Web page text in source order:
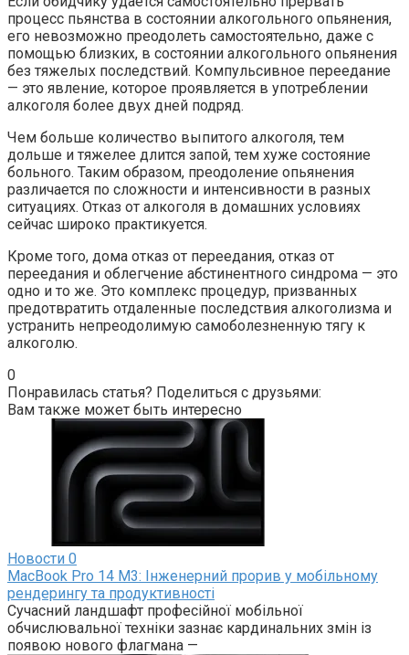
процесс пьянства в состоянии алкогольного опьянения,
его невозможно преодолеть самостоятельно, даже с
помощью близких, в состоянии алкогольного опьянения
без тяжелых последствий. Компульсивное переедание
— это явление, которое проявляется в употреблении
алкоголя более двух дней подряд.
Чем больше количество выпитого алкоголя, тем
дольше и тяжелее длится запой, тем хуже состояние
больного. Таким образом, преодоление опьянения
различается по сложности и интенсивности в разных
ситуациях. Отказ от алкоголя в домашних условиях
сейчас широко практикуется.
Кроме того, дома отказ от переедания, отказ от
переедания и облегчение абстинентного синдрома — это
одно и то же. Это комплекс процедур, призванных
предотвратить отдаленные последствия алкоголизма и
устранить непреодолимую самоболезненную тягу к
алкоголю.
0
Понравилась статья? Поделиться с друзьями:
Вам также может быть интересно
Новости 0
MacBook Pro 14 M3: Інженерний прорив у мобільному
рендерингу та продуктивності
Сучасний ландшафт професійної мобільної
обчислювальної техніки зазнає кардинальних змін із
появою нового флагмана —